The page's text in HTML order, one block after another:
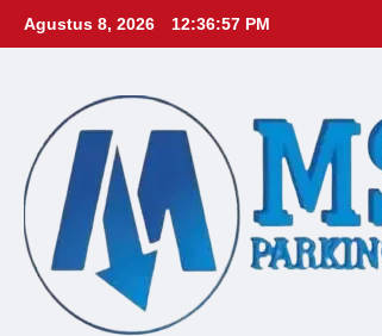
Agustus 8, 2026 12:36:58 PM